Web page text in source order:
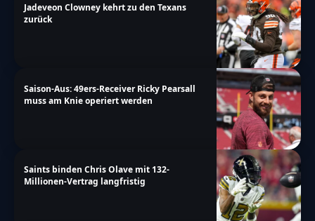
Jadeveon Clowney kehrt zu den Texans
zurück
Saison-Aus: 49ers-Receiver Ricky Pearsall
muss am Knie operiert werden
Saints binden Chris Olave mit 132-
Millionen-Vertrag langfristig